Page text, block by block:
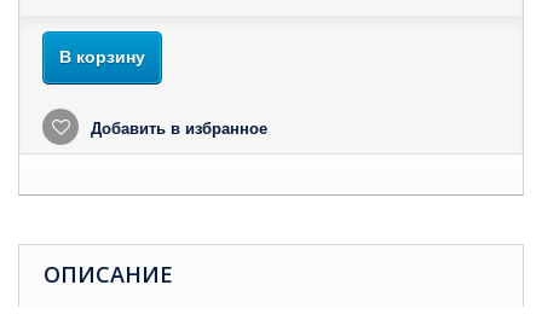
В корзину
Добавить в избранное
ОПИСАНИЕ